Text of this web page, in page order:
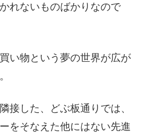
れないものばかりなので
い物という夢の世界が広が
接した、どぶ板通りでは、
をそなえた他にはない先進